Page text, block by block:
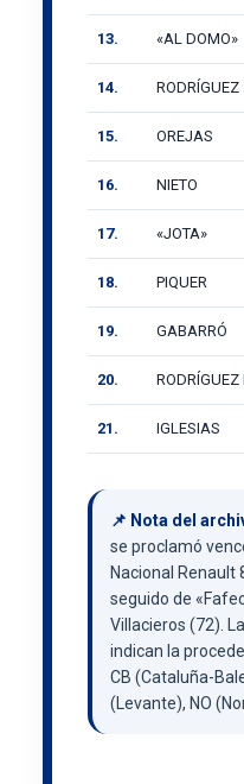
13. «AL DOMO»
14. RODRÍGUEZ
15. OREJAS
16. NIETO
17. «JOTA»
18. PIQUER
19. GABARRÓ
20.
21. IGLESIAS
📌 Nota del
se proclamó
Nacional Renault
seguido de
Villacieros (72).
indican la
CB (Cataluña-
(Levante), NO